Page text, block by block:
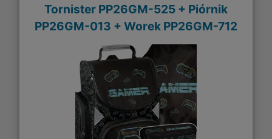
Tornister PP26GM-525 + Piórnik
PP26GM-013 + Worek PP26GM-712